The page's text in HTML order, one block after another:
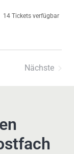
14 Tickets verfügbar
Nächste